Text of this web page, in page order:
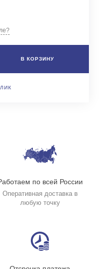
В КОРЗИНУ
по всей России
Оперативная доставка в
любую точку